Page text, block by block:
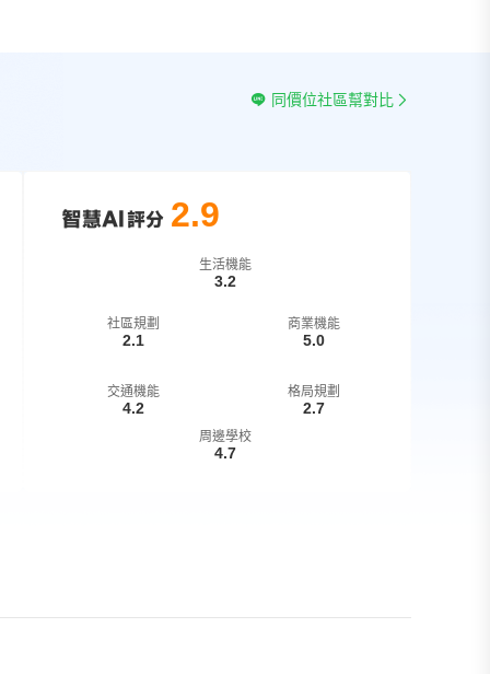
同價位社區幫對比
2.9
生活機能
3.2
商業機能
5.0
格局規劃
2.7
周邊學校
4.7
交通機能
4.2
社區規劃
2.1